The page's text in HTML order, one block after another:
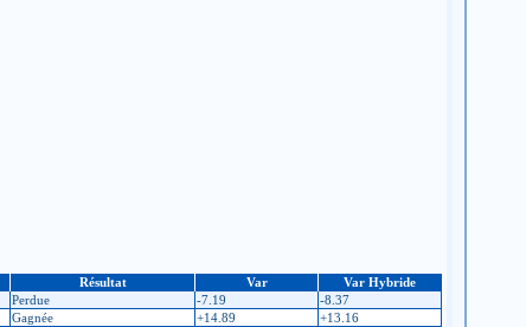
Résultat Var
Var Hybride
Perdue -7.19
-8.37
Gagnée +14.89
+13.16